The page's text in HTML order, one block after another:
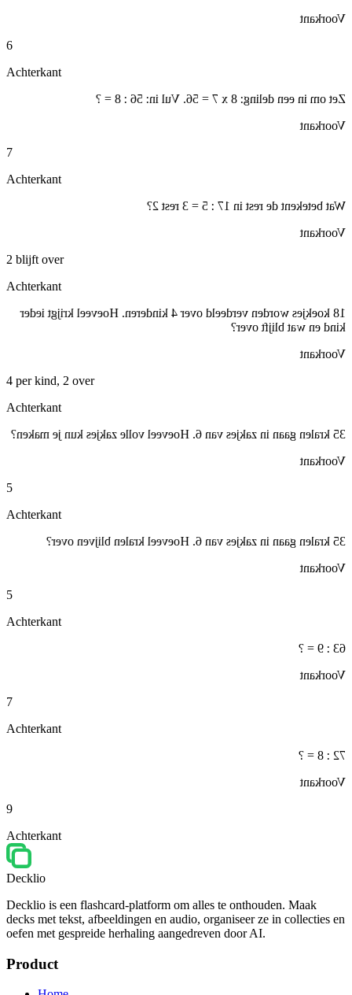
Voorkant
6
Achterkant
Zet om in een deling: 8 x 7 = 56. Vul in: 56 : 8 = ?
Voorkant
7
Achterkant
Wat betekent de rest in 17 : 5 = 3 rest 2?
Voorkant
2 blijft over
Achterkant
18 koekjes worden verdeeld over 4 kinderen. Hoeveel krijgt ieder
kind en wat blijft over?
Voorkant
4 per kind, 2 over
Achterkant
35 kralen gaan in zakjes van 6. Hoeveel volle zakjes kun je maken?
Voorkant
5
Achterkant
35 kralen gaan in zakjes van 6. Hoeveel kralen blijven over?
Voorkant
5
Achterkant
63 : 9 = ?
Voorkant
7
Achterkant
72 : 8 = ?
Voorkant
9
Achterkant
Decklio
Decklio is een flashcard-platform om alles te onthouden. Maak
decks met tekst, afbeeldingen en audio, organiseer ze in collecties en
oefen met gespreide herhaling aangedreven door AI.
Product